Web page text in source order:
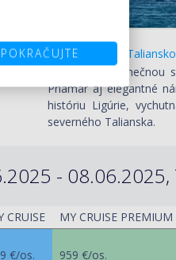
Savona /
tradíciou a
Priamar aj elegantné
históriu Ligúrie,
severného Talianska.
- 08.06.2025,
CRUISE
MY CRUISE PREMIUM
€/os.
959 €/os.